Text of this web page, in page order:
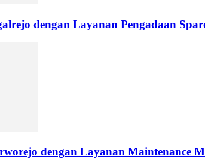
dengan Layanan Pengadaan
dengan Layanan Maintenance